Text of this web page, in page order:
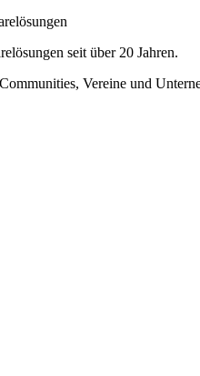
seit über 20 Jahren.
Vereine und